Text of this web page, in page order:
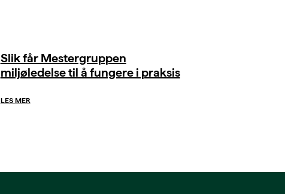
Slik får Mestergruppen
miljøledelse til å fungere i praksis
LES MER